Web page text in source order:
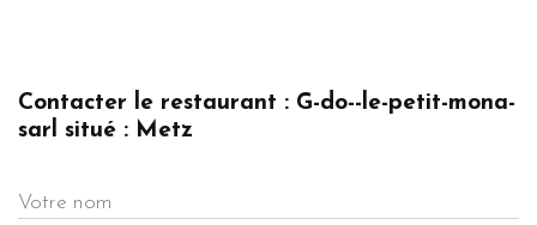
Contacter le restaurant : G-do--le-petit-mona-
sarl situé : Metz
Votre nom